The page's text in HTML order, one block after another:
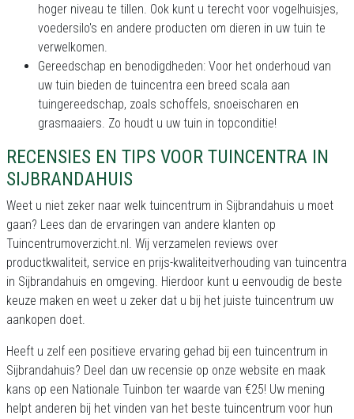
hoger niveau te tillen. Ook kunt u terecht voor vogelhuisjes,
voedersilo's en andere producten om dieren in uw tuin te
verwelkomen.
Gereedschap en benodigdheden: Voor het onderhoud van
uw tuin bieden de tuincentra een breed scala aan
tuingereedschap, zoals schoffels, snoeischaren en
grasmaaiers. Zo houdt u uw tuin in topconditie!
RECENSIES EN TIPS VOOR TUINCENTRA IN
SIJBRANDAHUIS
Weet u niet zeker naar welk tuincentrum in Sijbrandahuis u moet
gaan? Lees dan de ervaringen van andere klanten op
Tuincentrumoverzicht.nl. Wij verzamelen reviews over
productkwaliteit, service en prijs-kwaliteitverhouding van tuincentra
in Sijbrandahuis en omgeving. Hierdoor kunt u eenvoudig de beste
keuze maken en weet u zeker dat u bij het juiste tuincentrum uw
aankopen doet.
Heeft u zelf een positieve ervaring gehad bij een tuincentrum in
Sijbrandahuis? Deel dan uw recensie op onze website en maak
kans op een Nationale Tuinbon ter waarde van €25! Uw mening
helpt anderen bij het vinden van het beste tuincentrum voor hun